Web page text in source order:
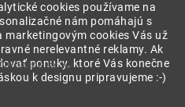
cookies používame na
nám pomáhajú s
marketingovým cookies Vás už
nerelevantné reklamy. Ak
ponuky, ktoré Vás konečne
k designu pripravujeme :-)